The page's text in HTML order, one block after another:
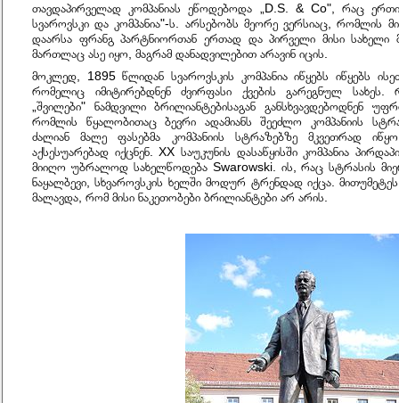
თავდაპირველად კომპანიას ეწოდებოდა „D.S. & Co", რაც ერთი
სვაროვსკი და კომპანია"-ს. არსებობს მეორე ვერსიაც, რომლის
დაარსა ფრანგ პარტნიორთან ერთად და პირველი მისი სახელი
მართლაც ასე იყო, მაგრამ დანადვილებით არავინ იცის.
მოკლედ, 1895 წლიდან სვაროვსკის კომპანია იწყებს იწყებს
რომელიც იმიტირებდნენ ძვირფასი ქვების გარეგნულ სახეს.
„შვილები" ნამდვილი ბრილიანტებისაგან განსხვავდებოდნენ
რომლის წყალობითაც ბევრი ადამიანს შეეძლო კომპანიის
ძალიან მალე ფასებმა კომპანიის სტრაზებზე მკვეთრად
აქსესუარებად იქცნენ. XX საუკუნის დასაწყისში კომპანია
მიიღო უბრალოდ სახელწოდება Swarowski. ის, რაც სტრასის
ნაყალბევი, სხვაროვსკის ხელში მოდურ ტრენდად იქცა.
მალავდა, რომ მისი ნაკეთობები ბრილიანტები არ არის.